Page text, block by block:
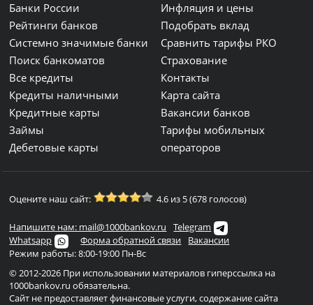
Банки России
Рейтинги банков
Системно значимые банки
Поиск банкоматов
Все кредиты
Кредиты наличными
Кредитные карты
Займы
Дебетовые карты
Инфляция и цены
Подобрать вклад
Сравнить тарифы РКО
Страхование
Контакты
Карта сайта
Вакансии банков
Тарифы мобильных
операторов
Оцените наш сайт: 4.6 из 5 (678 голосов)
Напишите нам: mail@1000bankov.ru
Telegram
Whatsapp
Форма обратной связи
Вакансии
Режим работы: 8:00-19:00 Пн-Вс
© 2012-2026 При использовании материалов гиперссылка на
1000bankov.ru обязательна.
Сайт не предоставляет финансовые услуги, содержание сайта